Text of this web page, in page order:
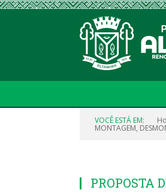
VOCÊ ESTÁ EM:
MONTAGEM,
PROPOSTA